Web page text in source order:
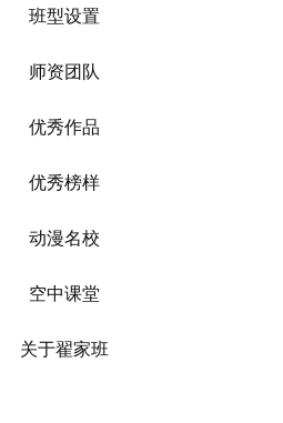
班型设置
师资团队
优秀作品
优秀榜样
动漫名校
空中课堂
关于翟家班